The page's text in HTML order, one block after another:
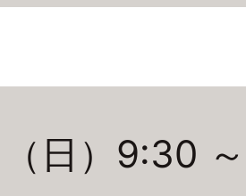
日）9:30